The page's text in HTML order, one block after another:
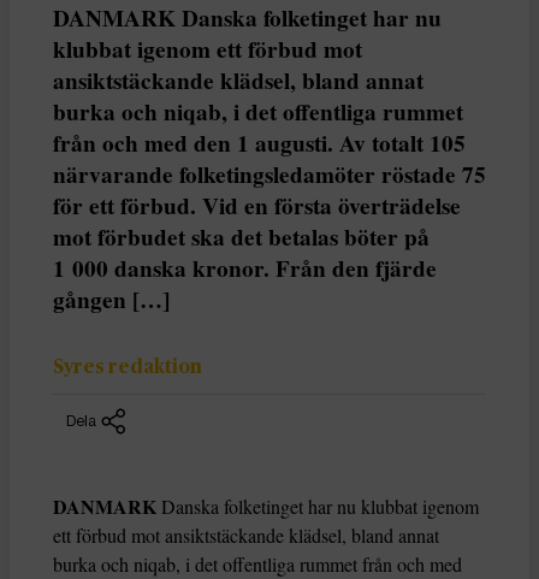
DANMARK Danska folketinget har nu
klubbat igenom ett förbud mot
ansiktstäckande klädsel, bland annat
burka och niqab, i det offentliga rummet
från och med den 1 augusti. Av totalt 105
närvarande folketingsledamöter röstade 75
för ett förbud. Vid en första överträdelse
mot förbudet ska det betalas böter på
1 000 danska kronor. Från den fjärde
gången […]
Syres redaktion
Dela
DANMARK Danska folketinget har nu klubbat igenom
ett förbud mot ansiktstäckande klädsel, bland annat
burka och niqab, i det offentliga rummet från och med